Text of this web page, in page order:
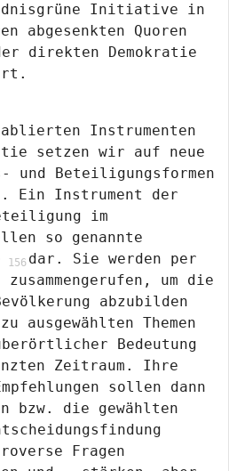
Initiative in
abgesenkten Quoren
direkten Demokratie
Instrumenten
setzen wir auf neue
und Beteiligungsformen
Ein Instrument der
im
so genannte
dar. Sie werden per
um die
abzubilden
ausgewählten Themen
Bedeutung
Zeitraum. Ihre
sollen dann
bzw. die gewählten
Fragen